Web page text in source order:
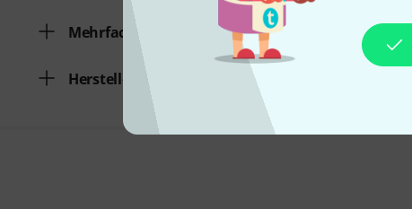
Mehrfachabhebung
Hersteller